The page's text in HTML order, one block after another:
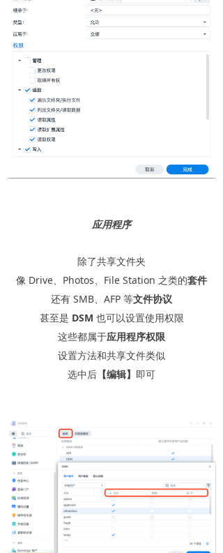
应用程序
除了共享文件夹
像 Drive、Photos、File Station 之类的套件
还有 SMB、AFP 等文件协议
甚至是 DSM 也可以设置使用权限
这些都属于应用程序权限
设置方法和共享文件类似
选中后 【编辑】 即可